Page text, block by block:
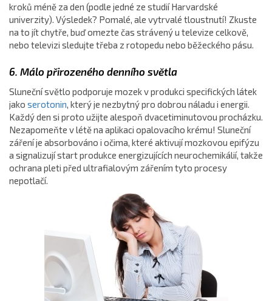
kroků méně za den (podle jedné ze studií Harvardské
univerzity). Výsledek? Pomalé, ale vytrvalé tloustnutí! Zkuste
na to jít chytře, buď omezte čas strávený u televize celkově,
nebo televizi sledujte třeba z rotopedu nebo běžeckého pásu.
6. Málo přirozeného denního světla
Sluneční světlo podporuje mozek v produkci specifických látek
jako serotonin, který je nezbytný pro dobrou náladu i energii.
Každý den si proto užijte alespoň dvacetiminutovou procházku.
Nezapomeňte v létě na aplikaci opalovacího krému! Sluneční
záření je absorbováno i očima, které aktivují mozkovou epifýzu
a signalizují start produkce energizujících neurochemikálií, takže
ochrana pleti před ultrafialovým zářením tyto procesy
nepotlačí.